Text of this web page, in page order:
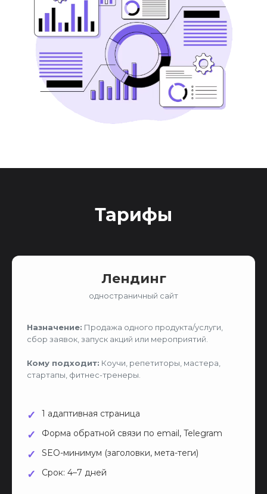
Тарифы
Лендинг
одностраничный сайт
Назначение: Продажа одного продукта/услуги,
сбор заявок, запуск акций или мероприятий.
Кому подходит: Коучи, репетиторы, мастера,
стартапы, фитнес-тренеры.
1 адаптивная страница
Форма обратной связи по email, Telegram
SEO-минимум (заголовки, мета-теги)
Срок: 4–7 дней